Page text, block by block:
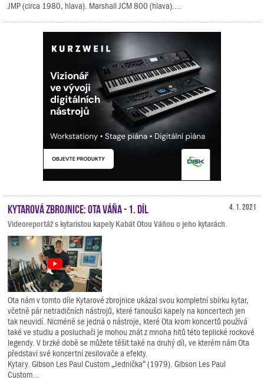
JMP (circa 1980, hlava). Marshall JCM 800 (hlava)....
4. 1. 2021
Kytarová zbrojnice: Ota Váňa - 1. díl
Videoreportáž s kytaristou kapely Kabát Otou Váňou o jeho kytarách.
Ota nám v tomto díle Kytarové zbrojnice ukázal svou kompletní sbírku kytar,
včetně pár netradičních nástrojů, které fanoušci kapely na koncertech jen
tak neuvidí. Nicméně se jedná o nástroje, které Ota krom koncertů používá
také ve studiu a posluchači je mohou znát z mnoha hitů této teplické rockové
legendy. V brzké době se můžete těšit také na druhý díl, ve kterém nám Ota
představí své koncertní zesilovače a efekty.
Kytary. Gibson Les Paul Custom „Jednička“ (1979). Gibson Les Paul
Custom...